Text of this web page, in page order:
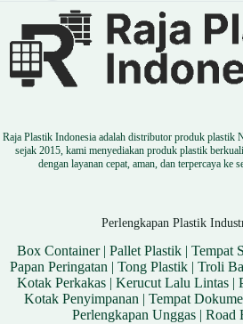
Raja Plastik Indonesia adalah distributor produk plastik
sejak 2015, kami menyediakan produk plastik
dengan layanan cepat, aman, dan terpercaya ke
Perlengkapan Plastik
Box Container| Pallet Plastik| Tempat
Papan Peringatan |Tong Plastik |Troli
Kotak Perkakas| Kerucut Lalu Lintas|
Kotak Penyimpanan | Tempat
Perlengkapan Unggas |Road